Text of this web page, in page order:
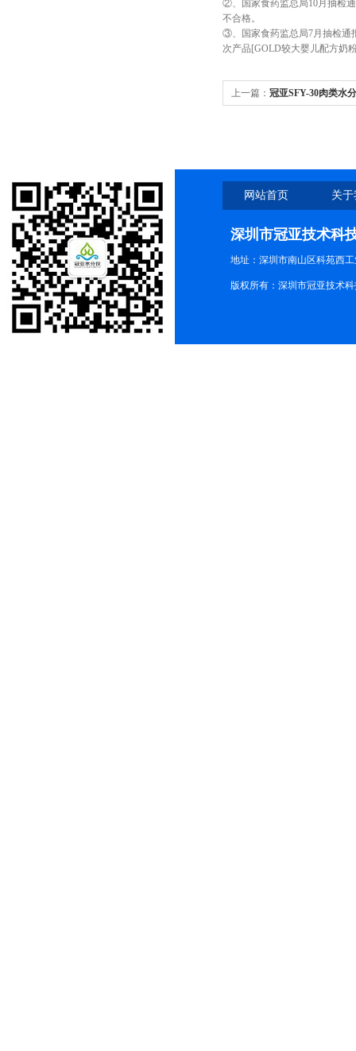
②、国家食药监总局10月抽检
不合格。
③、国家食药监总局7月抽检通
次产品[GOLD较大婴儿配方奶
上一篇： 冠亚SFY-30肉类水
网站首页 关
深圳市冠亚技术科
地址：深圳市南山区科苑西
版权所有：深圳市冠亚技术